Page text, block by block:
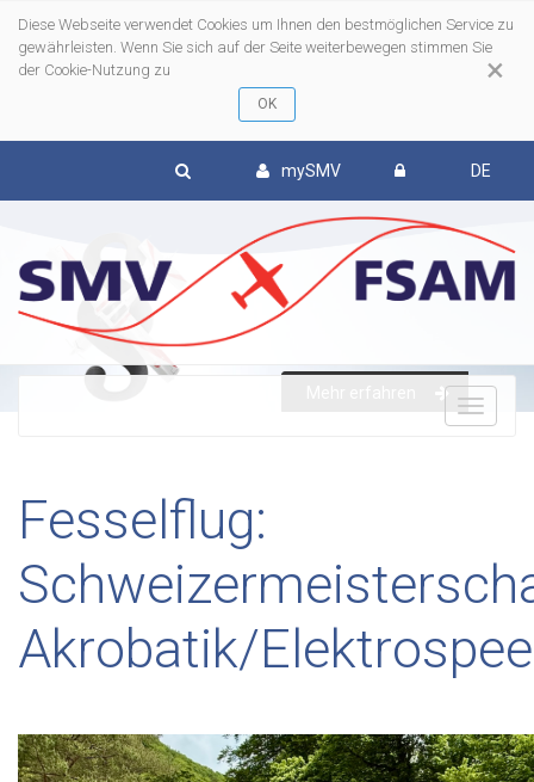
×
Diese Webseite verwendet Cookies um Ihnen den bestmöglichen Service zu
gewährleisten. Wenn Sie sich auf der Seite weiterbewegen stimmen Sie
der Cookie-Nutzung zu
mySMV DE
Fesselflug:
Akrobatik/